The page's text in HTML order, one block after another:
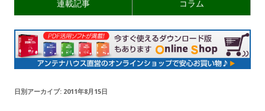
連載記事 コラム
日別アーカイブ: 2011年8月15日